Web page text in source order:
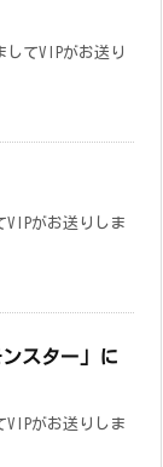
てVIPがお送り
がお送りしま
スター」に
がお送りしま